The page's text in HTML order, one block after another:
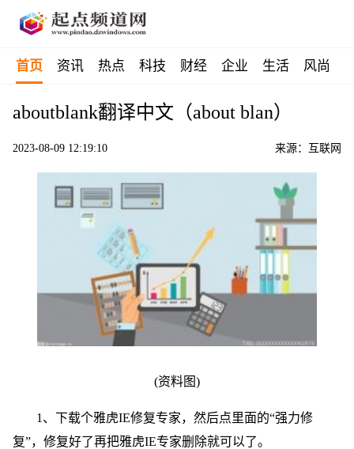
首页 资讯 热点 科技 财经 企业 生活 风尚
aboutblank翻译中文（about blan）
2023-08-09 12:19:10 来源：互联网
(资料图)
1、下载个雅虎IE修复专家，然后点里面的“强力修
复”，修复好了再把雅虎IE专家删除就可以了。